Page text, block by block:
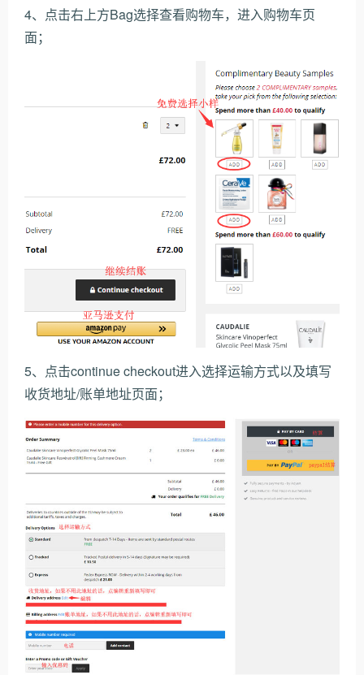
4、点击右上方Bag选择查看购物车，进入购物车页
面；
5、点击continue checkout进入选择运输方式以及填写
收货地址/账单地址页面；